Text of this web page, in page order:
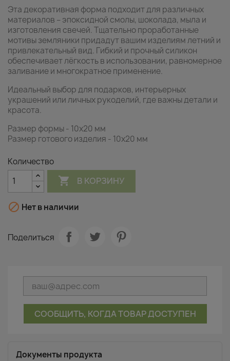
Эта декоративная форма подходит для различных
материалов – эпоксидной смолы, шоколада, мыла и
изготовления свечей. Тщательно проработанные
мотивы земляники придадут вашим изделиям летний и
привлекательный вид. Гибкий и прочный силикон
обеспечивает лёгкость в использовании, равномерное
заливание и многократное применение.
Идеальный выбор для подарков, интерьерных
украшений или личных рукоделий, где важны детали и
красота.
Размер формы - 10x20 мм
Размер готового изделия - 10x20 мм
Количество
 В КОРЗИНУ
 Нет в наличии
Поделиться
СООБЩИТЬ, КОГДА ТОВАР ДОСТУПЕН
Документы продукта